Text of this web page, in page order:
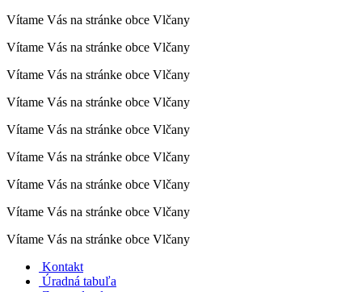
Vítame Vás na stránke obce Vlčany
Vítame Vás na stránke obce Vlčany
Vítame Vás na stránke obce Vlčany
Vítame Vás na stránke obce Vlčany
Vítame Vás na stránke obce Vlčany
Vítame Vás na stránke obce Vlčany
Vítame Vás na stránke obce Vlčany
Vítame Vás na stránke obce Vlčany
Vítame Vás na stránke obce Vlčany
Kontakt
Úradná tabuľa